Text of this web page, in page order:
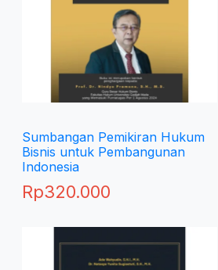
Sumbangan Pemikiran Hukum
Bisnis untuk Pembangunan
Indonesia
Rp320.000